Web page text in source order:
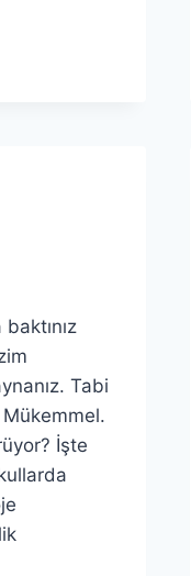
Tabi
Mükemmel.
İşte